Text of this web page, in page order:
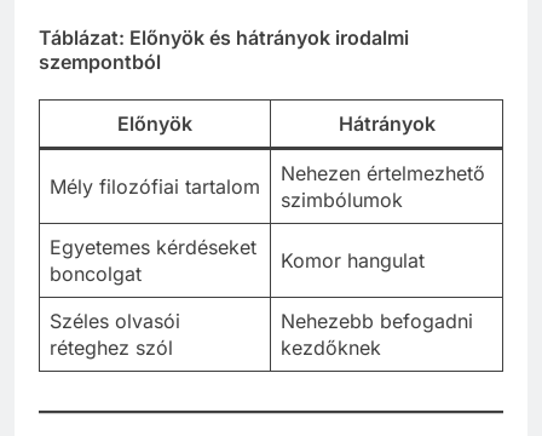
Táblázat: Előnyök és hátrányok irodalmi
szempontból
Előnyök Hátrányok
Mély filozófiai tartalom
Nehezen értelmezhető
szimbólumok
Egyetemes kérdéseket
boncolgat
Komor hangulat
Széles olvasói
réteghez szól
Nehezebb befogadni
kezdőknek